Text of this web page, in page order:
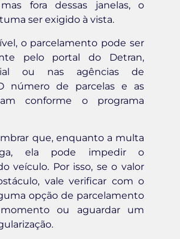
fora dessas janelas, o
ser exigido à vista.
o parcelamento pode ser
pelo portal do Detran,
ou nas agências de
número de parcelas e as
conforme o programa
que, enquanto a multa
ela pode impedir o
veículo. Por isso, se o valor
vale verificar com o
opção de parcelamento
ou aguardar um